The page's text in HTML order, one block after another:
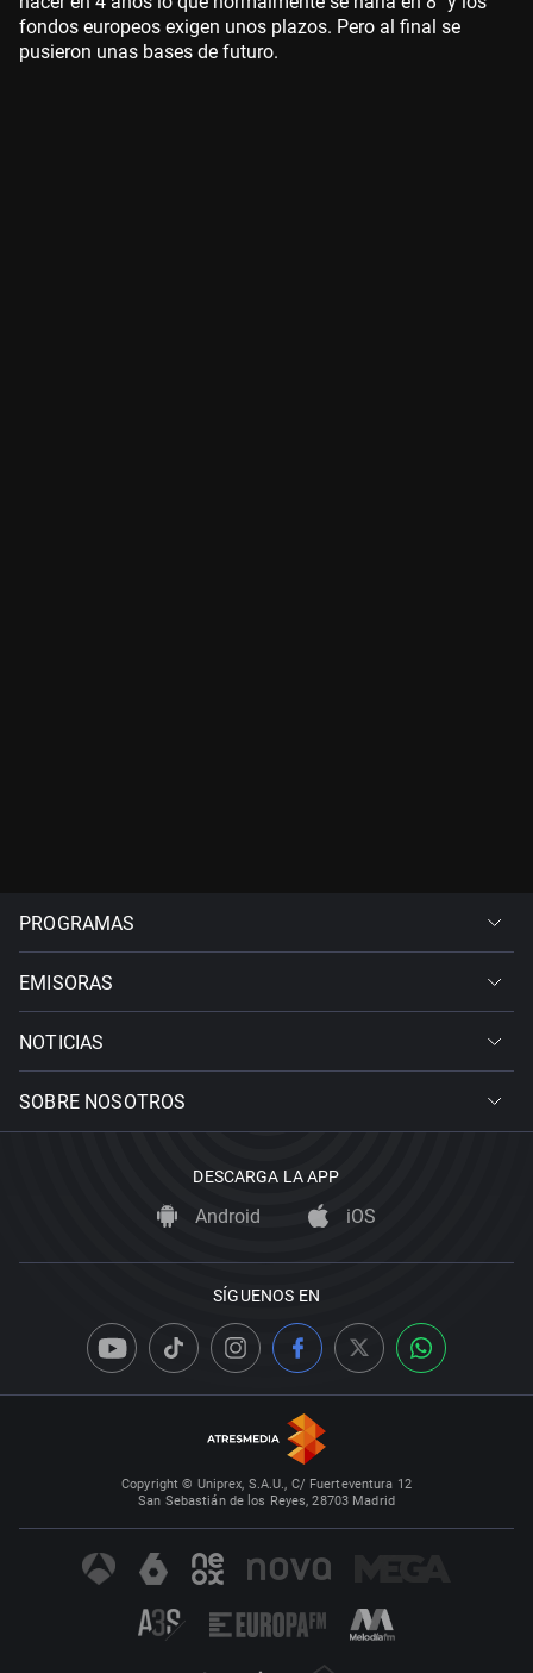
fondos europeos exigen unos plazos. Pero al final se
pusieron unas bases de futuro.
PROGRAMAS
EMISORAS
NOTICIAS
SOBRE NOSOTROS
DESCARGA LA APP
Android iOS
SÍGUENOS EN
Copyright © Uniprex, S.A.U., C/ Fuerteventura 12
San Sebastián de los Reyes, 28703 Madrid